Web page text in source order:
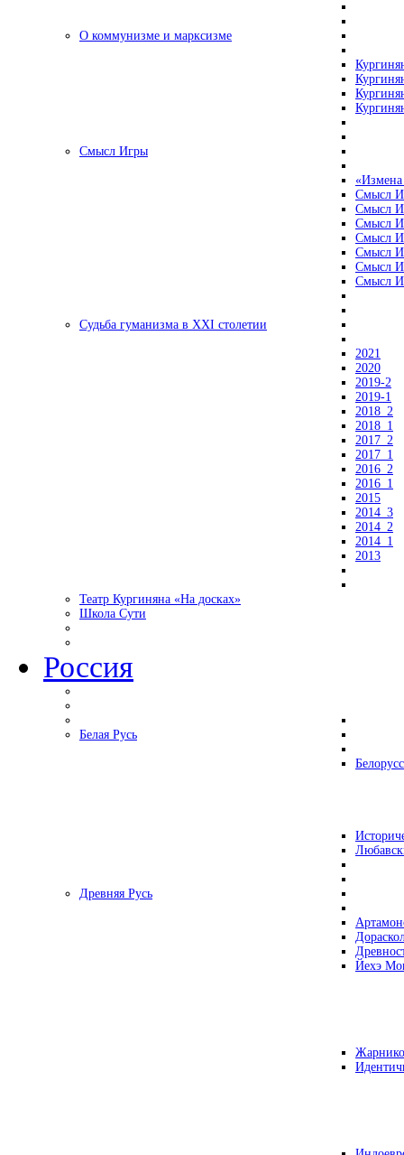
О коммунизме и марксизме
Смысл Игры
«Измена
Смысл
Смысл
Смысл
Смысл
Смысл
Смысл
Смысл
Судьба гуманизма в XXI столетии
2021
2020
2019-2
2019-1
2018_2
2018_1
2017_2
2017_1
2016_2
2016_1
2015
2014_3
2014_2
2014_1
2013
Театр Кургиняна «На досках»
Школа Сути
Россия
Белая Русь
Древняя Русь
Йехэ